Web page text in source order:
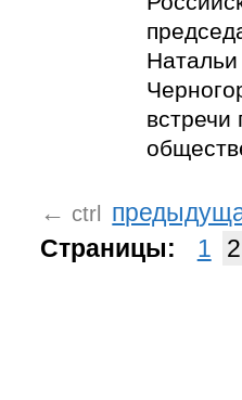
← ctrl
Страницы:
1 2